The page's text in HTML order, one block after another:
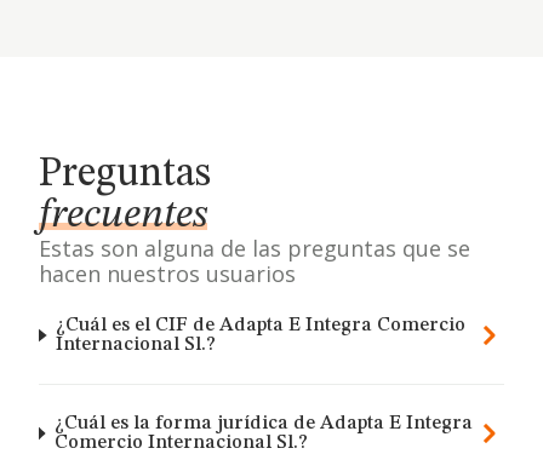
Preguntas
frecuentes
Estas son alguna de las preguntas que se
hacen nuestros usuarios
¿Cuál es el CIF de Adapta E Integra Comercio
Internacional Sl.?
¿Cuál es la forma jurídica de Adapta E Integra
Comercio Internacional Sl.?